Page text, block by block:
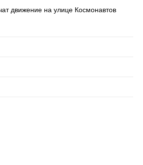
движение на улице Космонавтов